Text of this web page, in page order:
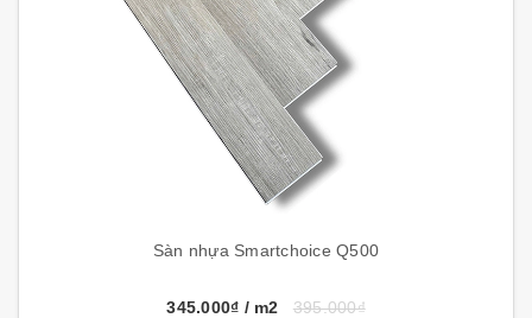
Sàn nhựa Smartchoice Q500
345.000₫ / m2 395.000₫